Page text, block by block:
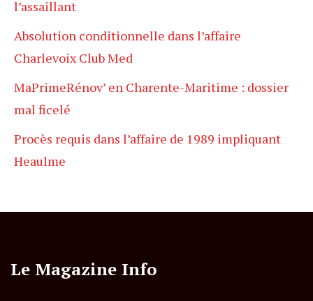
l’assaillant
Absolution conditionnelle dans l’affaire
Charlevoix Club Med
MaPrimeRénov’ en Charente-Maritime : dossier
mal ficelé
Procès requis dans l’affaire de 1989 impliquant
Heaulme
Le Magazine Info